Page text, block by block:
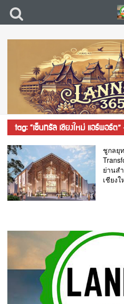
tag: “เซ็นทรัล เชียงใหม่ แอร์พอร์ต”
ชูกลยุ
ย่านส
เชียง